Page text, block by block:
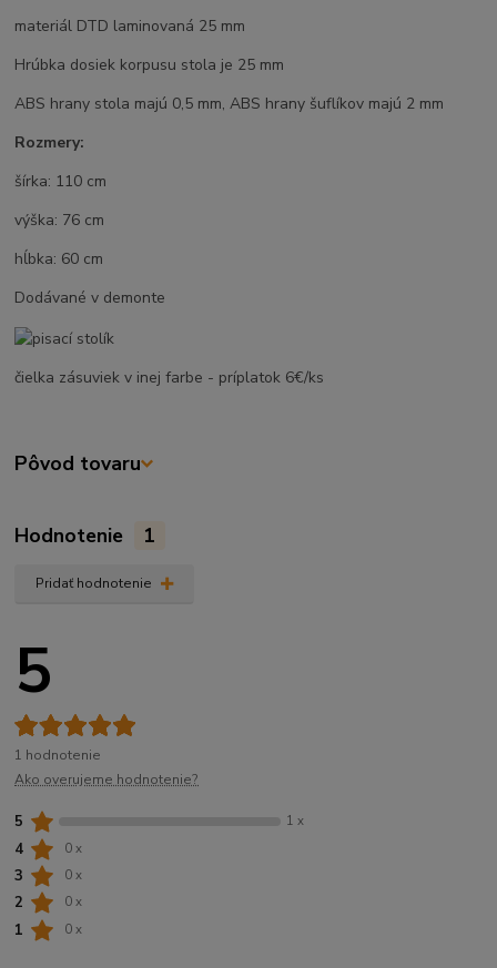
materiál DTD laminovaná 25 mm
Hrúbka dosiek korpusu stola je 25 mm
ABS hrany stola majú 0,5 mm, ABS hrany šuflíkov majú 2 mm
Rozmery:
šírka: 110 cm
výška: 76 cm
hĺbka: 60 cm
Dodávané v demonte
čielka zásuviek v inej farbe - príplatok 6€/ks
Pôvod tovaru
Hodnotenie 1
Pridať hodnotenie
5
1 hodnotenie
Ako overujeme hodnotenie?
5 1 x
4 0 x
3 0 x
2 0 x
1 0 x